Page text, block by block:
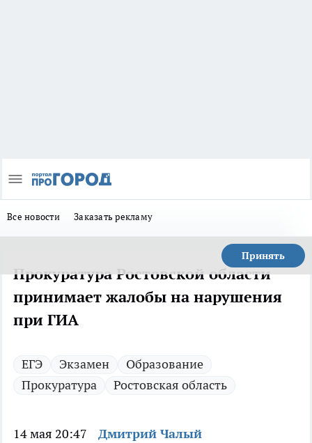
Все новости Заказать рекламу
Принять
Прокуратура Ростовской области
принимает жалобы на нарушения
при ГИА
ЕГЭ Экзамен
Образование
Прокуратура
Ростовская область
14 мая 20:47 Дмитрий Чалый